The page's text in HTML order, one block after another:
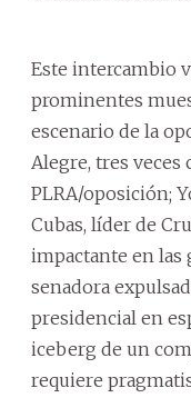
Este intercambio
prominentes
escenario de la
Alegre, tres
PLRA/oposición;
Cubas, líder de
impactante en las
senadora
presidencial en
iceberg de un
requiere